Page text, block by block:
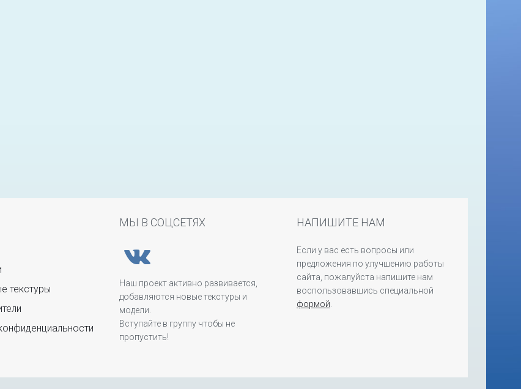
текстуры
МЫ В СОЦСЕТЯХ
Наш проект активно развивается,
добавляются новые текстуры и
модели.
Вступайте в группу чтобы не
пропустить!
НАПИШИТЕ НАМ
Если у вас есть вопросы или
предложения по улучшению работы
сайта, пожалуйста напишите нам
воспользовавшись специальной
формой